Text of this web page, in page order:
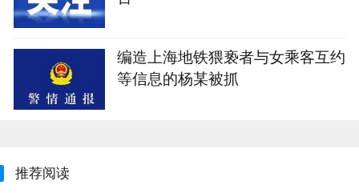
编造上海地铁猥亵者与女乘客互约
等信息的杨某被抓
推荐阅读